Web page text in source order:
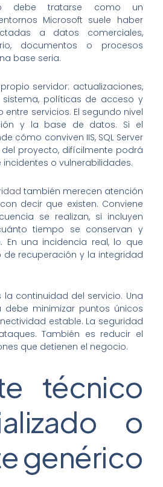
debe tratarse como un
Microsoft suele haber
a datos comerciales,
documentos o procesos
base seria.
servidor: actualizaciones,
sistema, políticas de acceso y
servicios. El segundo nivel
y la base de datos. Si el
cómo conviven IIS, SQL Server
proyecto, difícilmente podrá
o vulnerabilidades.
también merecen atención
decir que existen. Conviene
se realizan, si incluyen
tiempo se conservan y
En una incidencia real, lo que
recuperación y la integridad
continuidad del servicio. Una
debe minimizar puntos únicos
estable. La seguridad
También es reducir el
que detienen el negocio.
técnico
o
genérico